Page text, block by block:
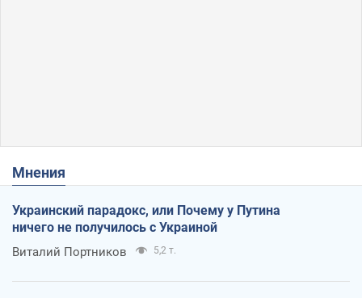
Мнения
Украинский парадокс, или Почему у Путина
ничего не получилось с Украиной
Виталий Портников 5,2 т.